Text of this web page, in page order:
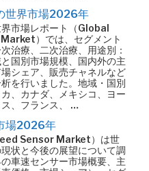
世界市場2026年
市場レポート（Global
）では、セグメント
治療、二次治療、用途別：
国別市場規模、国内外の主
シェア、販売チャネルなど
を行いました。地域・国別
、カナダ、メキシコ、ヨー
、フランス、 …
場2026年
Sensor Market）は世
状と今後の展望について調
車速センサー市場概要、主